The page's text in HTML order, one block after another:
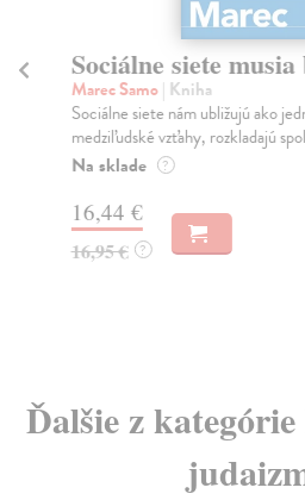
Sociálne siete
Marec Samo| Kniha
Sociálne siete nám ubližujú ako
medziľudské vzťahy, rozkladajú
Na sklade ?
16,44 €
16,95 € ?
Ďalšie z